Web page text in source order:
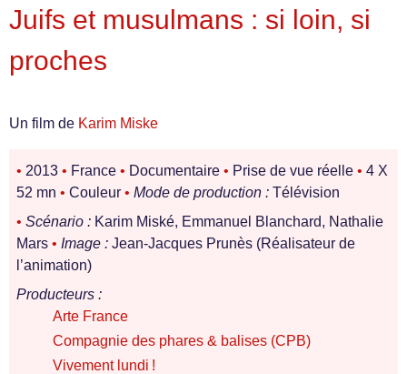
Juifs et musulmans : si loin, si
proches
Un film de Karim Miske
• 2013 • France • Documentaire • Prise de vue réelle • 4 X
52 mn • Couleur • Mode de production : Télévision
• Scénario : Karim Miské, Emmanuel Blanchard, Nathalie
Mars • Image : Jean-Jacques Prunès (Réalisateur de
l’animation)
Producteurs :
Arte France
Compagnie des phares & balises (CPB)
Vivement lundi !